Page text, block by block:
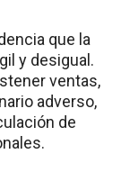
que la
y desigual.
ventas,
adverso,
de